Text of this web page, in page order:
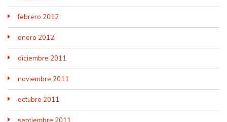
febrero 2012
enero 2012
diciembre 2011
noviembre 2011
octubre 2011
septiembre 2011